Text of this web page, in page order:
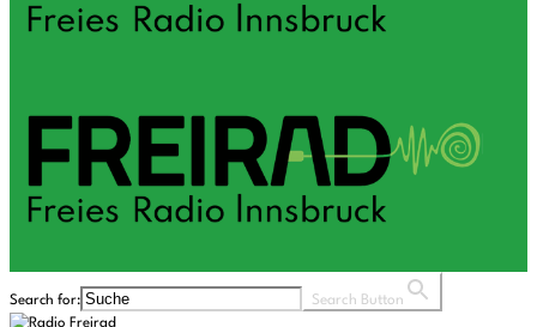
Search for: Search Button